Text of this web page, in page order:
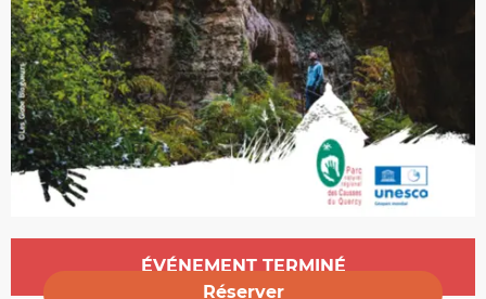
Ouverture et coordonnées
ÉVÉNEMENT TERMINÉ
Réserver